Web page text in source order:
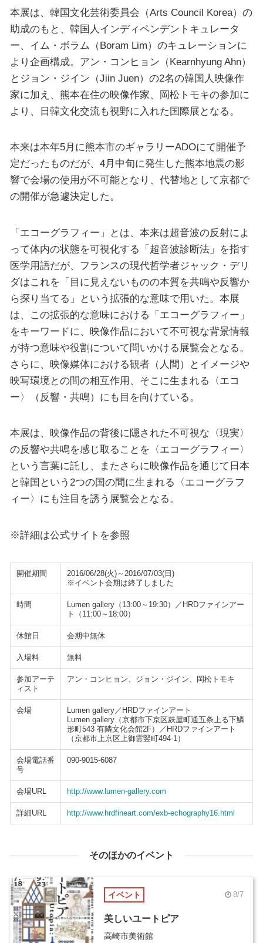
本展は、韓国文化芸術委員会（Arts Council Korea）の
助成のもと、韓国人インディペンデントキュレータ
ー、イム・ボラム（Boram Lim）のキュレーションに
より企画構成。アン・コンヒョン（Kearnhyung Ahn）
とジョン・ジイン（Jiin Juen）の2名の韓国人映像作
家に加え、熊本在住の映像作家、岡松トモキの参加に
より、日韓文化交流も視野に入れた国際展となる。
本来は本年5月に熊本市のギャラリーADOにて開催予
定だったものだが、4月中旬に発生した熊本地震の影
響で会場の使用が不可能となり、代替地として京都で
の開催が急遽決定した。
「エコーグラフィー」とは、本来は超音波の反射によ
って体内の状態を可視化する「超音波診断法」を指す
医学用語だが、フランスの現代哲学者ジャック・デリ
ダはこれを「目に見えないものの本質を共鳴や反響か
ら探り当てる」という拡張的な意味で用いた。本展
は、この拡張的な意味における「エコーグラフィー」
をキーワードに、映像作品において不可視な背景情報
が持つ意味や役割について問いかける展覧会となる。
さらに、映像媒体における観者（人間）とイメージや
映写環境との間の相互作用、そこに生まれる〈エコ
ー〉（反響・共鳴）にも目を向けている。
本展は、映像作品の背後に隠された不可視な〈現実〉
の反響や共鳴を感じ取ることを〈エコーグラフィー〉
という言葉に託し、またさらに映像作品を通じて日本
と韓国という2つの国の間に生まれる〈エコーグラフ
ィー〉にも注目を誘う展覧会となる。
※詳細は公式サイトを参照
開催期間
2016/06/28(火)～2016/07/03(日)
※イベント会期は終了しました
時間
Lumen gallery（13:00～19:30）／HRDファインアー
ト（11:00～18:00）
休館日 会期中無休
入場料 無料
参加アーテ
ィスト
アン・コンヒョン、ジョン・ジイン、岡松トモキ
会場
Lumen gallery／HRDファインアート
Lumen gallery（京都市下京区麸屋町通五条上る下鱗
形町543 有隣文化会館2F）／HRDファインアート
（京都市上京区上御霊竪町494-1）
会場電話番
号
090-9015-6087
会場URL http://www.lumen-gallery.com
詳細URL http://www.hrdfineart.com/exb-echography16.html
そのほかのイベント
イベント 8/7
美しいユートピア
高崎市美術館